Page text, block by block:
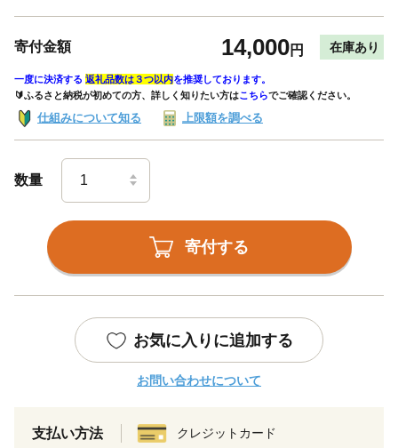
寄付金額 14,000円 在庫あり
一度に決済する 返礼品数は３つ以内を推奨しております。
🔰ふるさと納税が初めての方、詳しく知りたい方はこちらでご確認ください。
仕組みについて知る 上限額を調べる
数量
寄付する
お気に入りに追加する
お問い合わせについて
支払い方法 クレジットカード